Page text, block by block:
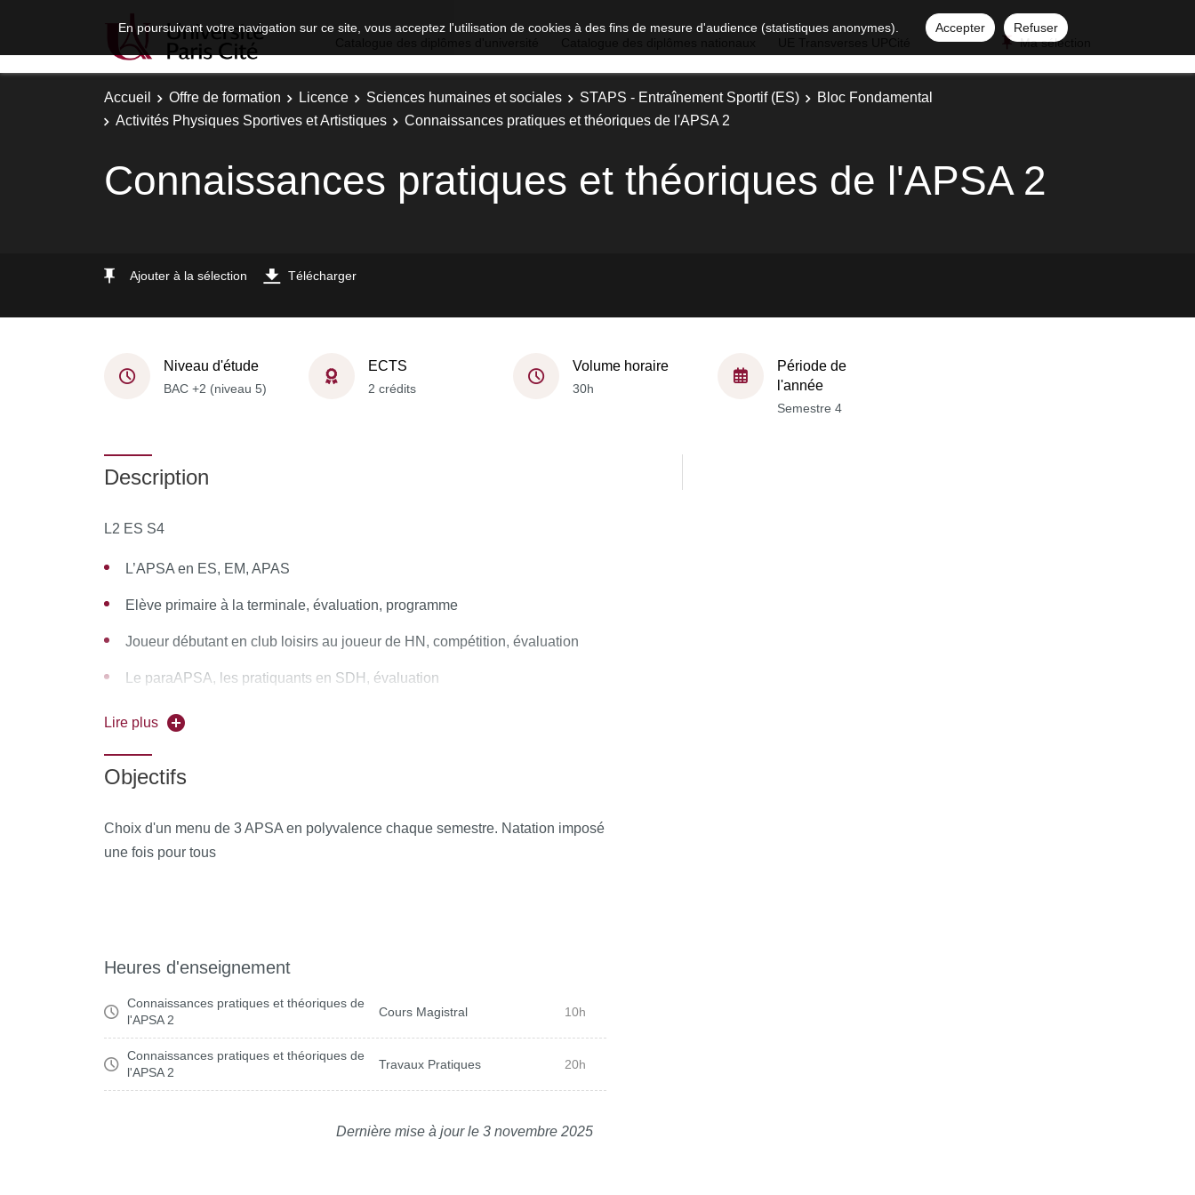
En poursuivant votre navigation sur ce site, vous acceptez l'utilisation de cookies à des fins de mesure d'audience (statistiques anonymes). Accepter
Refuser
Ma sélection
Accueil Offre de formation Licence Sciences humaines et sociales STAPS - Entraînement Sportif (ES)
Bloc Fondamental
Activités Physiques Sportives et Artistiques
Connaissances pratiques et théoriques de l'APSA 2
Connaissances pratiques et théoriques de l'APSA 2
Ajouter à la sélection Télécharger
Niveau d'étude
BAC +2 (niveau 5)
ECTS
2 crédits
Volume horaire
30h
Période de
l'année
Semestre 4
Description
L2 ES S4
L’APSA en ES, EM, APAS
Elève primaire à la terminale, évaluation, programme
Joueur débutant en club loisirs au joueur de HN, compétition, évaluation
Le paraAPSA, les pratiquants en SDH, évaluation
Variables didactiques/conduites typiques/grille de lecture de la motricité
SA et préparation à l’intervention
Lire plus
Objectifs
Choix d'un menu de 3 APSA en polyvalence chaque semestre. Natation imposé
une fois pour tous
Heures d'enseignement
Connaissances pratiques et théoriques de
l'APSA 2
Cours Magistral 10h
Connaissances pratiques et théoriques de
l'APSA 2
Travaux Pratiques 20h
Dernière mise à jour le 3 novembre 2025